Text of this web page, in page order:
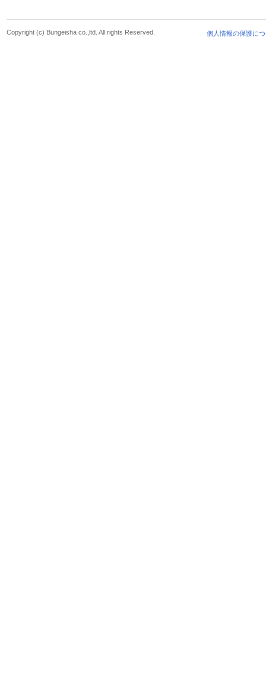
個人情報の保護に
Copyright (c) Bungeisha co.,ltd. All rights Reserved.